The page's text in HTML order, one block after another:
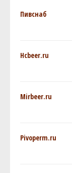
Пивснаб
Hcbeer.ru
Mirbeer.ru
Pivoperm.ru